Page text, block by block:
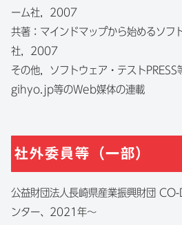
ーム社，2007
共著：マインドマップから始めるソフ
社，2007
その他，ソフトウェア・テストPRESS
gihyo.jp等のWeb媒体の連載
社外委員等（一部）
公益財団法人長崎県産業振興財団
ンター、2021年～